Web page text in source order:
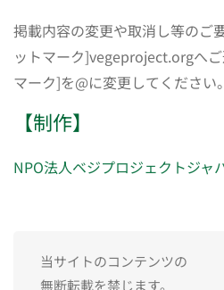
掲載内容の変更や取消し等のご
ットマーク]vegeproject.orgへ
マーク]を@に変更してください。
【制作】
NPO法人ベジプロジェクトジャ
当サイトのコンテンツの
無断転載を禁じます。